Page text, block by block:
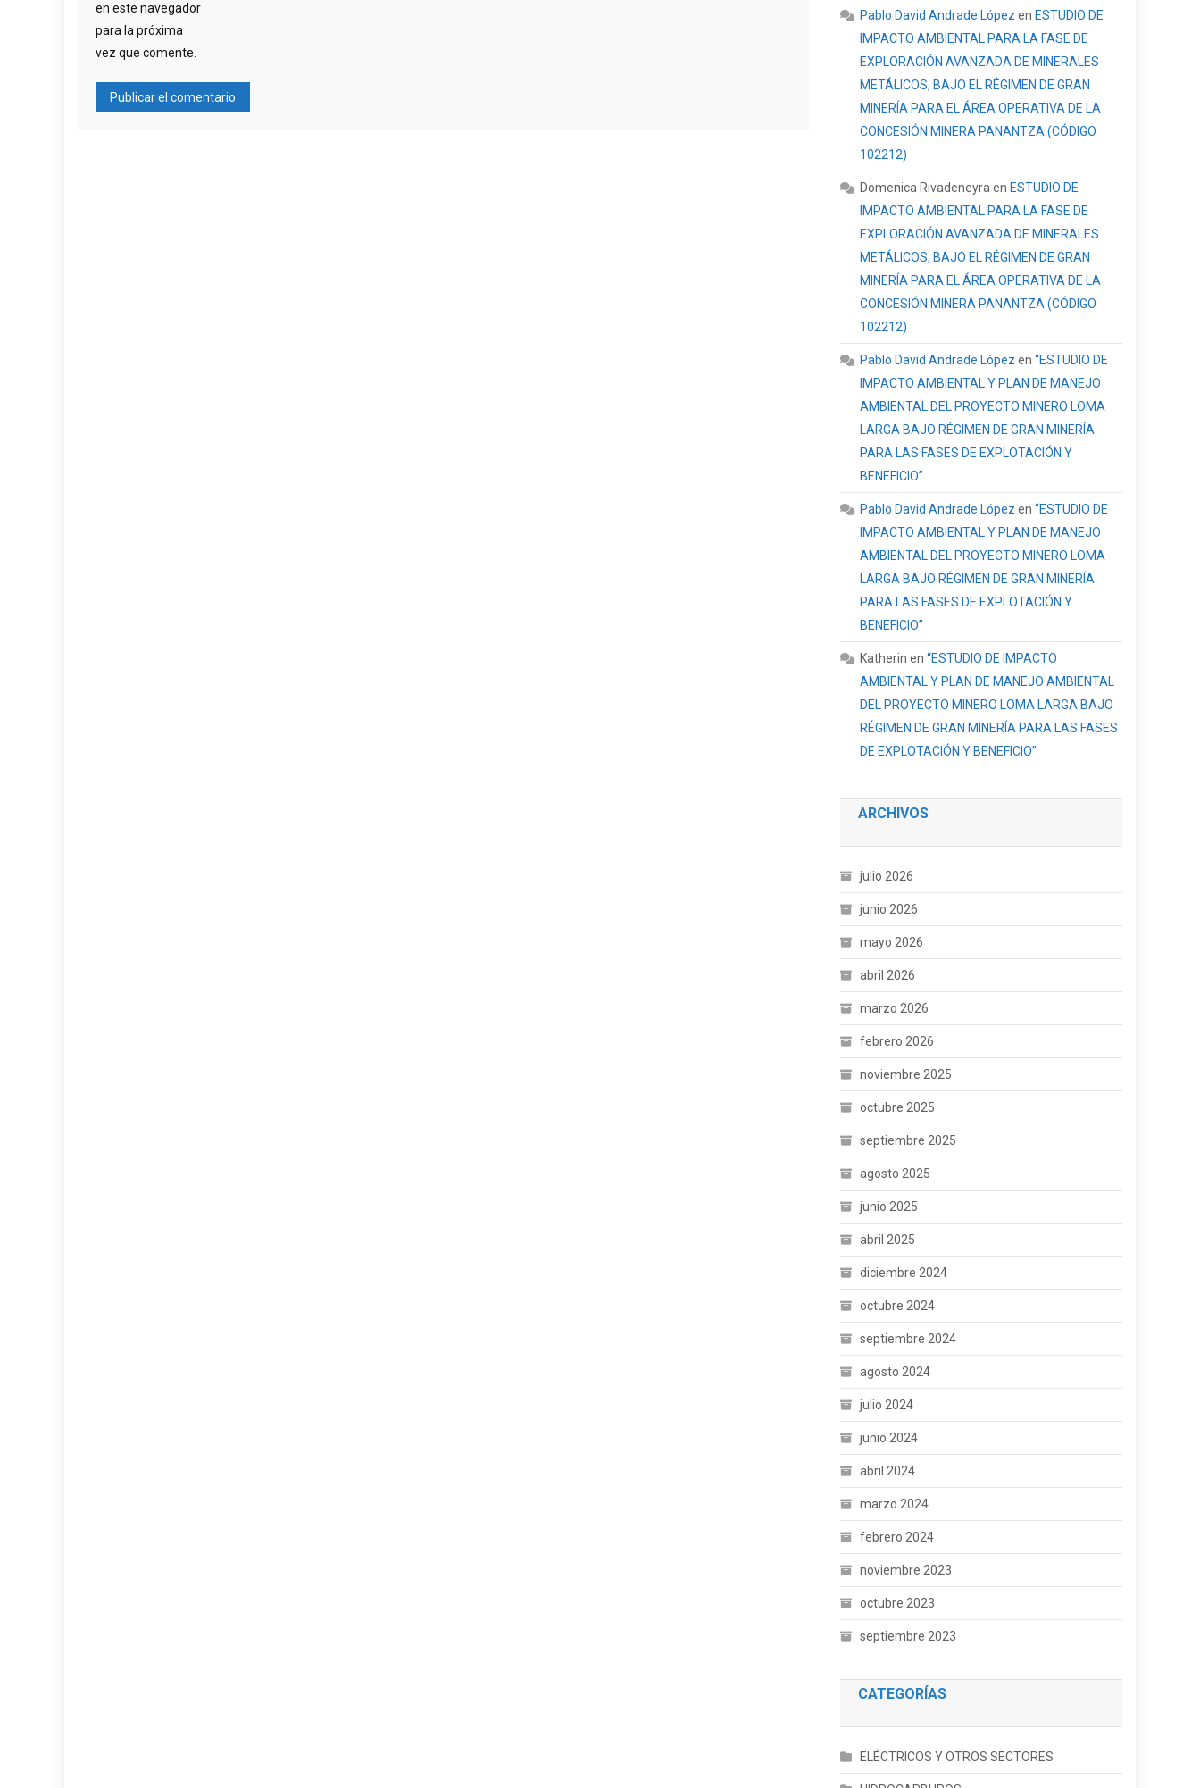
en este navegador
para la próxima
vez que comente.
Pablo David Andrade López en ESTUDIO DE
IMPACTO AMBIENTAL PARA LA FASE DE
EXPLORACIÓN AVANZADA DE MINERALES
METÁLICOS, BAJO EL RÉGIMEN DE GRAN
MINERÍA PARA EL ÁREA OPERATIVA DE LA
CONCESIÓN MINERA PANANTZA (CÓDIGO
102212)
Domenica Rivadeneyra en ESTUDIO DE
IMPACTO AMBIENTAL PARA LA FASE DE
EXPLORACIÓN AVANZADA DE MINERALES
METÁLICOS, BAJO EL RÉGIMEN DE GRAN
MINERÍA PARA EL ÁREA OPERATIVA DE LA
CONCESIÓN MINERA PANANTZA (CÓDIGO
102212)
Pablo David Andrade López en“ESTUDIO DE
IMPACTO AMBIENTAL Y PLAN DE MANEJO
AMBIENTAL DEL PROYECTO MINERO LOMA
LARGA BAJO RÉGIMEN DE GRAN MINERÍA
PARA LAS FASES DE EXPLOTACIÓN Y
BENEFICIO”
Pablo David Andrade López en“ESTUDIO DE
IMPACTO AMBIENTAL Y PLAN DE MANEJO
AMBIENTAL DEL PROYECTO MINERO LOMA
LARGA BAJO RÉGIMEN DE GRAN MINERÍA
PARA LAS FASES DE EXPLOTACIÓN Y
BENEFICIO”
Katherin en“ESTUDIO DE IMPACTO
AMBIENTAL Y PLAN DE MANEJO AMBIENTAL
DEL PROYECTO MINERO LOMA LARGA BAJO
RÉGIMEN DE GRAN MINERÍA PARA LAS FASES
DE EXPLOTACIÓN Y BENEFICIO”
ARCHIVOS
julio 2026
junio 2026
mayo 2026
abril 2026
marzo 2026
febrero 2026
noviembre 2025
octubre 2025
septiembre 2025
agosto 2025
junio 2025
abril 2025
diciembre 2024
octubre 2024
septiembre 2024
agosto 2024
julio 2024
junio 2024
abril 2024
marzo 2024
febrero 2024
noviembre 2023
octubre 2023
septiembre 2023
CATEGORÍAS
ELÉCTRICOS Y OTROS SECTORES